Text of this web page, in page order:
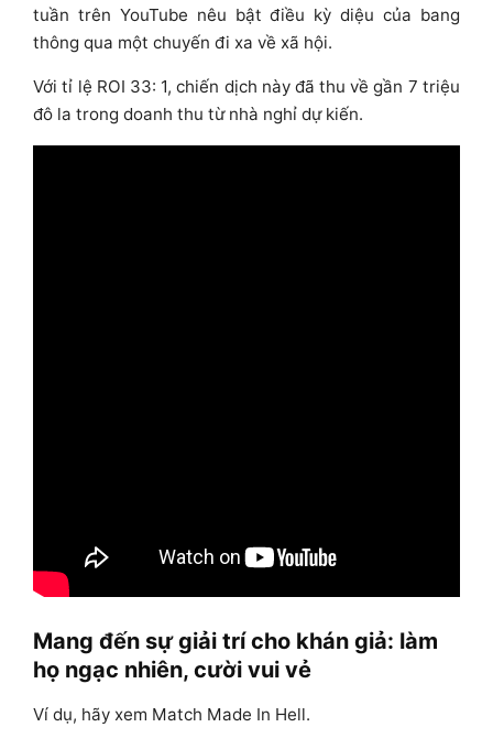
tuần trên YouTube nêu bật điều kỳ diệu của bang
thông qua một chuyến đi xa về xã hội.
Với tỉ lệ ROI 33: 1, chiến dịch này đã thu về gần 7 triệu
đô la trong doanh thu từ nhà nghỉ dự kiến.
Mang đến sự giải trí cho khán giả: làm
họ ngạc nhiên, cười vui vẻ
Ví dụ, hãy xem Match Made In Hell.